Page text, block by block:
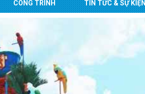
CÔNG TRÌNH TIN TỨC & SỰ KIỆN